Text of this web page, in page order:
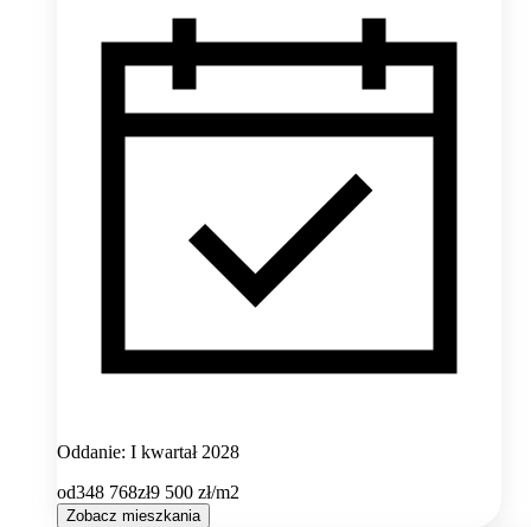
Oddanie: I kwartał 2028
od348 768zł9 500 zł/m2
Zobacz mieszkania